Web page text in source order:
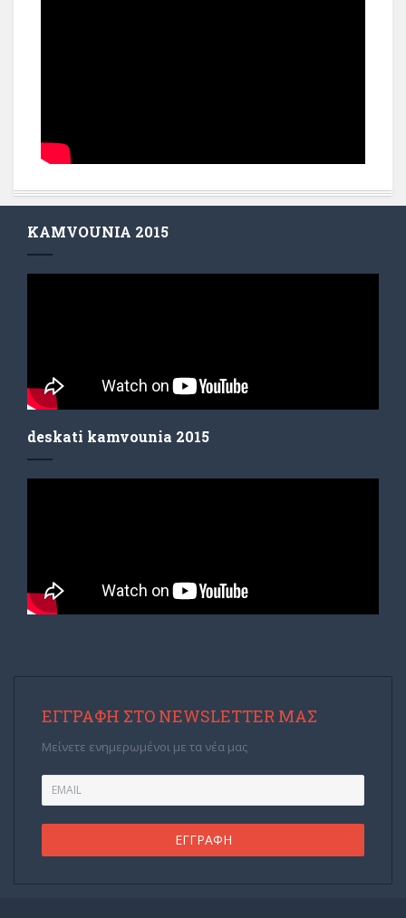
KAMVOUNIA 2015
deskati kamvounia 2015
ΕΓΓΡΑΦΉ ΣΤΟ NEWSLETTER ΜΑΣ
Μείνετε ενημερωμένοι με τα νέα μας